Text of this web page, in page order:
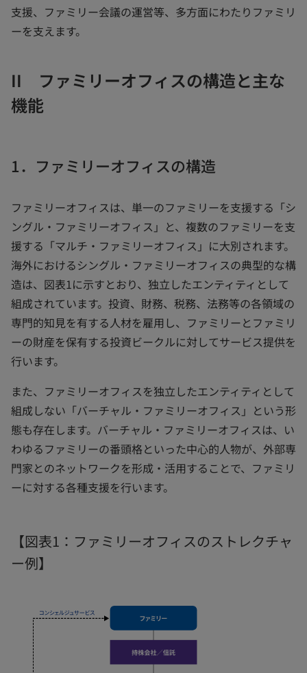
支援、ファミリー会議の運営等、多方面にわたりファミリ
ーを支えます。
II ファミリーオフィスの構造と主な
機能
1．ファミリーオフィスの構造
ファミリーオフィスは、単一のファミリーを支援する「シ
ングル・ファミリーオフィス」と、複数のファミリーを支
援する「マルチ・ファミリーオフィス」に大別されます。
海外におけるシングル・ファミリーオフィスの典型的な構
造は、図表1に示すとおり、独立したエンティティとして
組成されています。投資、財務、税務、法務等の各領域の
専門的知見を有する人材を雇用し、ファミリーとファミリ
ーの財産を保有する投資ビークルに対してサービス提供を
行います。
また、ファミリーオフィスを独立したエンティティとして
組成しない「バーチャル・ファミリーオフィス」という形
態も存在します。バーチャル・ファミリーオフィスは、い
わゆるファミリーの番頭格といった中心的人物が、外部専
門家とのネットワークを形成・活用することで、ファミリ
ーに対する各種支援を行います。
【図表1：ファミリーオフィスのストレクチャ
ー例】